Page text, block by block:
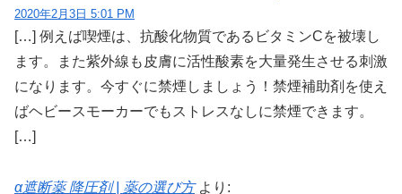
2020年2月3日 5:01 PM
[…] 例えば喫煙は、抗酸化物質であるビタミンCを被壊し
ます。また紫外線も皮膚に活性酸素を大量発生させる刺激
になります。今すぐに禁煙しましょう！禁煙補助剤を使え
ばヘビースモーカーでもストレスなしに禁煙できます。
[…]
α遮断薬 降圧剤 | 薬の選び方 より: